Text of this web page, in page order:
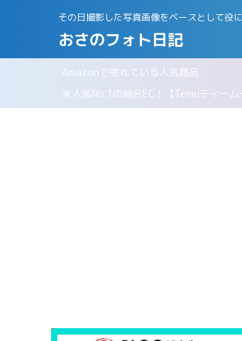
その日撮影した写真画像をベースとして役
おさのフォト日記
Amazonで売れている人気商品
米人気No.1の総合EC！【Temuティーム